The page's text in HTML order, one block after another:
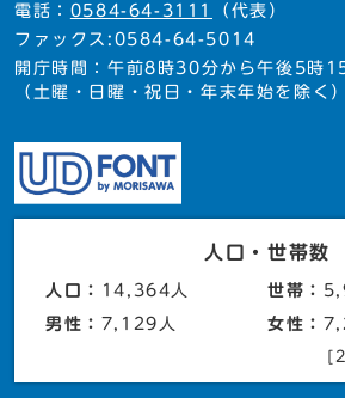
電話： 0584-64-3111
（代表）
ファックス:0584-64-5014
開庁時間：午前8時30分から午後5時
（土曜・日曜・祝日・年末年始を除く）
人口・世帯数
人口： 14,364人 世帯：
男性： 7,129人 女性：